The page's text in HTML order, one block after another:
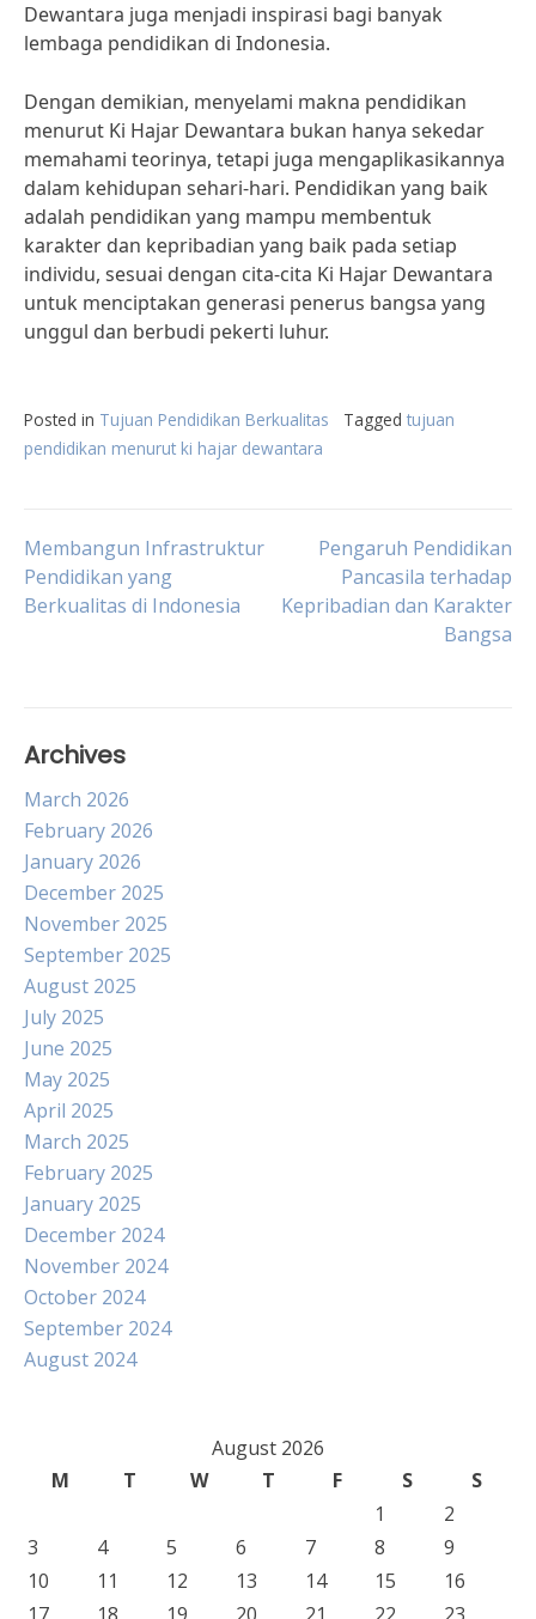
Dewantara juga menjadi inspirasi bagi banyak
lembaga pendidikan di Indonesia.
Dengan demikian, menyelami makna pendidikan
menurut Ki Hajar Dewantara bukan hanya sekedar
memahami teorinya, tetapi juga mengaplikasikannya
dalam kehidupan sehari-hari. Pendidikan yang baik
adalah pendidikan yang mampu membentuk
karakter dan kepribadian yang baik pada setiap
individu, sesuai dengan cita-cita Ki Hajar Dewantara
untuk menciptakan generasi penerus bangsa yang
unggul dan berbudi pekerti luhur.
Posted in Tujuan Pendidikan Berkualitas Tagged tujuan
pendidikan menurut ki hajar dewantara
Post
navigation
Membangun Infrastruktur
Pendidikan yang
Berkualitas di Indonesia
Pengaruh Pendidikan
Pancasila terhadap
Kepribadian dan Karakter
Bangsa
Archives
March 2026
February 2026
January 2026
December 2025
November 2025
September 2025
August 2025
July 2025
June 2025
May 2025
April 2025
March 2025
February 2025
January 2025
December 2024
November 2024
October 2024
September 2024
August 2024
August 2026
M
T W T F S
S
1
2
3
4 5 6 7 8
9
10
11 12 13 14 15
16